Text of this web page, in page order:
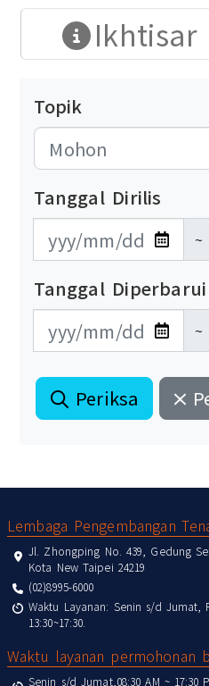
Ikhtisar
Topik
Tanggal Dirilis
發布日期開始
~
發布日期結束
Tanggal Diperbarui
更新日期開始
~
更新日期結束
Periksa
Lembaga Pengembangan
Jl. Zhongping No. 439, Gedung
Kota New Taipei 24219
(02)8995-6000
Waktu Layanan: Senin s/d Jumat,
13:30~17:30.
Waktu layanan permohonan
Senin s/d Jumat,08:30 AM ~ 17:30